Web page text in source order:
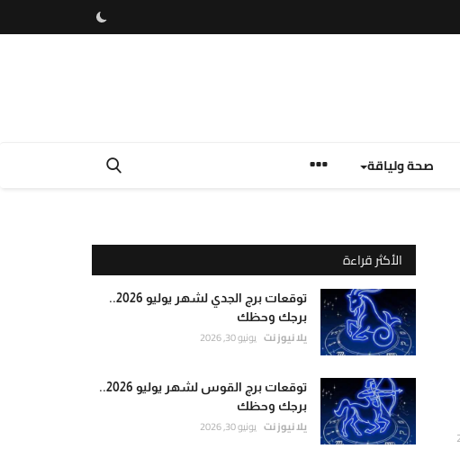
صحة ولياقة
الأكثر قراءة
توقعات برج الجدي لشهر يوليو 2026..
برجك وحظك
يلا نيوز نت يونيو 30, 2026
توقعات برج القوس لشهر يوليو 2026..
برجك وحظك
يلا نيوز نت يونيو 30, 2026